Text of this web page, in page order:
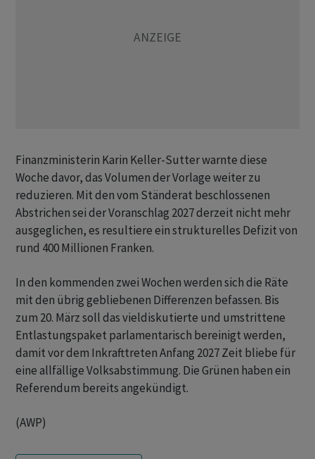
Finanzministerin Karin Keller-Sutter warnte diese
Woche davor, das Volumen der Vorlage weiter zu
reduzieren. Mit den vom Ständerat beschlossenen
Abstrichen sei der Voranschlag 2027 derzeit nicht mehr
ausgeglichen, es resultiere ein strukturelles Defizit von
rund 400 Millionen Franken.
In den kommenden zwei Wochen werden sich die Räte
mit den übrig gebliebenen Differenzen befassen. Bis
zum 20. März soll das vieldiskutierte und umstrittene
Entlastungspaket parlamentarisch bereinigt werden,
damit vor dem Inkrafttreten Anfang 2027 Zeit bliebe für
eine allfällige Volksabstimmung. Die Grünen haben ein
Referendum bereits angekündigt.
(AWP)